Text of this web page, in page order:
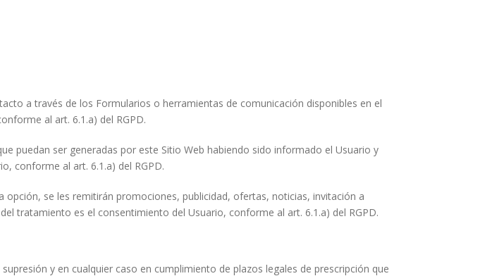
a través de los Formularios o herramientas de comunicación disponibles en el
al art. 6.1.a) del RGPD.
puedan ser generadas por este Sitio Web habiendo sido informado el Usuario y
conforme al art. 6.1.a) del RGPD.
opción, se les remitirán promociones, publicidad, ofertas, noticias, invitación a
tratamiento es el consentimiento del Usuario, conforme al art. 6.1.a) del RGPD.
y en cualquier caso en cumplimiento de plazos legales de prescripción que